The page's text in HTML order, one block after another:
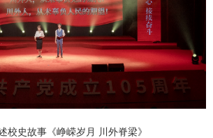
校史故事《峥嵘岁月 川外脊梁》